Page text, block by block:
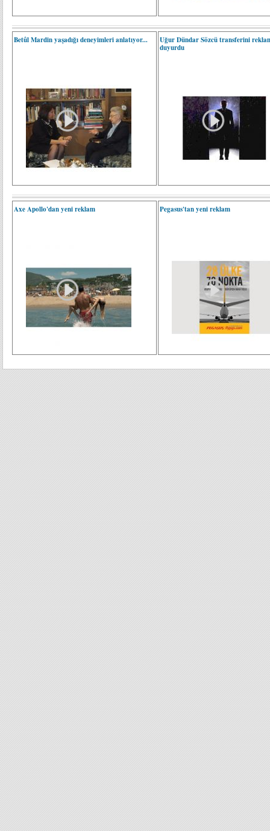
Betûl Mardin yaşadığı deneyimleri anlatıyor...
Uğur Dündar Sözcü transferini
duyurdu
Axe Apollo'dan yeni reklam Pegasus'tan yeni reklam